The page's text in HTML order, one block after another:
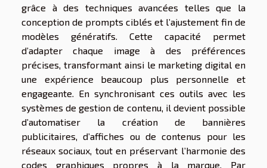
grâce à des techniques avancées telles que la
conception de prompts ciblés et l’ajustement fin de
modèles génératifs. Cette capacité permet
d’adapter chaque image à des préférences
précises, transformant ainsi le marketing digital en
une expérience beaucoup plus personnelle et
engageante. En synchronisant ces outils avec les
systèmes de gestion de contenu, il devient possible
d’automatiser la création de bannières
publicitaires, d’affiches ou de contenus pour les
réseaux sociaux, tout en préservant l’harmonie des
codes graphiques propres à la marque. Par